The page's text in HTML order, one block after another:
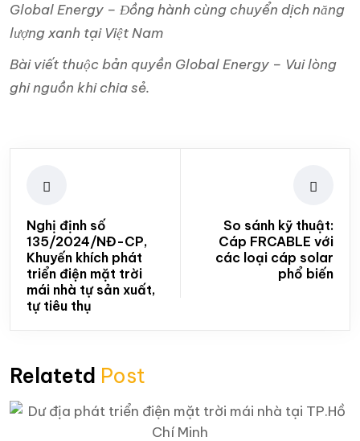
Global Energy – Đồng hành cùng chuyển dịch năng
lượng xanh tại Việt Nam
Bài viết thuộc bản quyền Global Energy – Vui lòng
ghi nguồn khi chia sẻ.
Nghị định số
135/2024/NĐ-CP,
Khuyến khích phát
triển điện mặt trời
mái nhà tự sản xuất,
tự tiêu thụ
So sánh kỹ thuật:
Cáp FRCABLE với
các loại cáp solar
phổ biến
Relatetd Post